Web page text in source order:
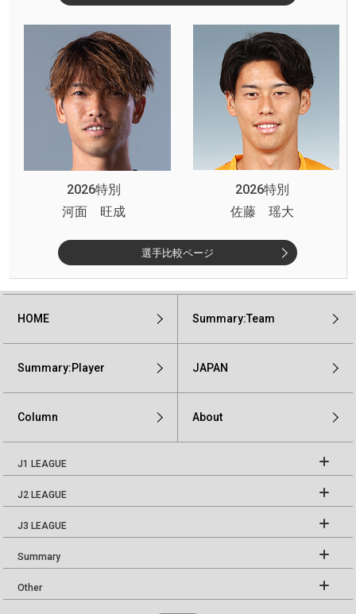
2026特別
2026特別
河面 旺成
佐藤 瑶大
選手比較ページ
HOME Summary:Team
Summary:Player JAPAN
Column About
J1 LEAGUE
J2 LEAGUE
J3 LEAGUE
Summary
Other